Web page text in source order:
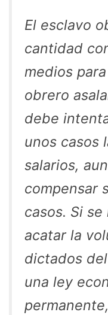
El esclavo
cantidad
medios
obrero
debe
unos casos
salarios,
compensar
casos. Si
acatar la
dictados
una ley